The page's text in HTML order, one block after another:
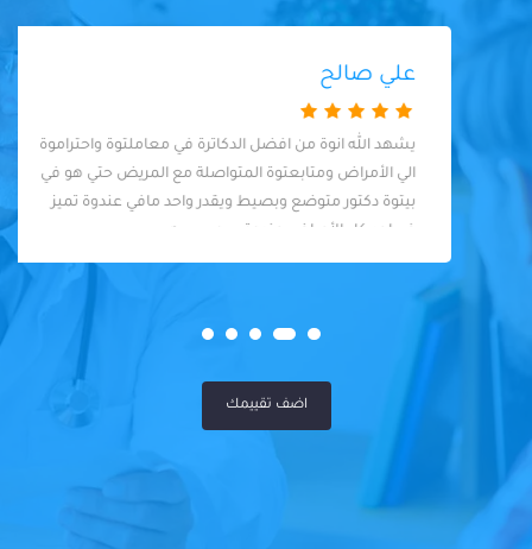
علي صالح
يشهد الله انوة من افضل الدكاترة في معاملتوة واحتراموة
الي الأمراض ومتابعتوة المتواصلة مع المريض حتي هو في
بيتوة دكتور متوضع وبصيط ويقدر واحد مافي عندوة تميز
في احد كل الأمراض عندوة سوي سيه
اضف تقييمك